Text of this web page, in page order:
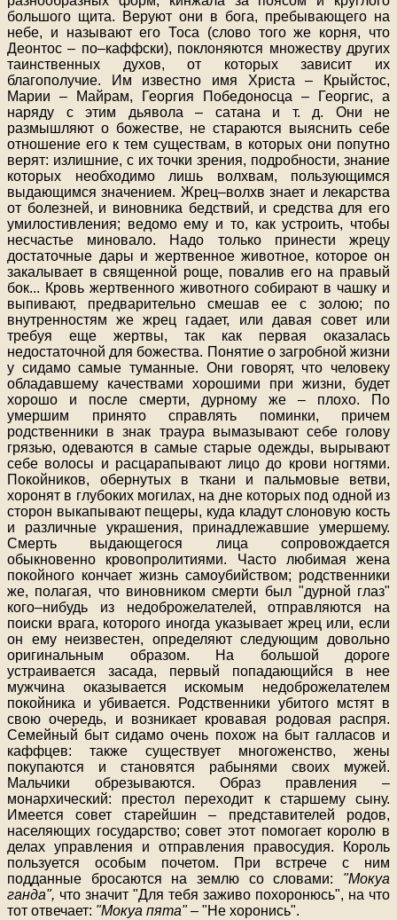
большого щита. Веруют они в бога, пребывающего на
небе, и называют его Тоса (слово того же корня, что
Деонтос – по–каффски), поклоняются множеству других
таинственных духов, от которых зависит их
благополучие. Им известно имя Христа – Крыйстос,
Марии – Майрам, Георгия Победоносца – Георгис, а
наряду с этим дьявола – сатана и т. д. Они не
размышляют о божестве, не стараются выяснить себе
отношение его к тем существам, в которых они попутно
верят: излишние, с их точки зрения, подробности, знание
которых необходимо лишь волхвам, пользующимся
выдающимся значением. Жрец–волхв знает и лекарства
от болезней, и виновника бедствий, и средства для его
умилостивления; ведомо ему и то, как устроить, чтобы
несчастье миновало. Надо только принести жрецу
достаточные дары и жертвенное животное, которое он
закалывает в священной роще, повалив его на правый
бок... Кровь жертвенного животного собирают в чашку и
выпивают, предварительно смешав ее с золою; по
внутренностям же жрец гадает, или давая совет или
требуя еще жертвы, так как первая оказалась
недостаточной для божества. Понятие о загробной жизни
у сидамо самые туманные. Они говорят, что человеку
обладавшему качествами хорошими при жизни, будет
хорошо и после смерти, дурному же – плохо. По
умершим принято справлять поминки, причем
родственники в знак траура вымазывают себе голову
грязью, одеваются в самые старые одежды, вырывают
себе волосы и расцарапывают лицо до крови ногтями.
Покойников, обернутых в ткани и пальмовые ветви,
хоронят в глубоких могилах, на дне которых под одной из
сторон выкапывают пещеры, куда кладут слоновую кость
и различные украшения, принадлежавшие умершему.
Смерть выдающегося лица сопровождается
обыкновенно кровопролитиями. Часто любимая жена
покойного кончает жизнь самоубийством; родственники
же, полагая, что виновником смерти был "дурной глаз"
кого–нибудь из недоброжелателей, отправляются на
поиски врага, которого иногда указывает жрец или, если
он ему неизвестен, определяют следующим довольно
оригинальным образом. На большой дороге
устраивается засада, первый попадающийся в нее
мужчина оказывается искомым недоброжелателем
покойника и убивается. Родственники убитого мстят в
свою очередь, и возникает кровавая родовая распря.
Семейный быт сидамо очень похож на быт галласов и
каффцев: также существует многоженство, жены
покупаются и становятся рабынями своих мужей.
Мальчики обрезываются. Образ правления –
монархический: престол переходит к старшему сыну.
Имеется совет старейшин – представителей родов,
населяющих государство; совет этот помогает королю в
делах управления и отправления правосудия. Король
пользуется особым почетом. При встрече с ним
подданные бросаются на землю со словами: "Мокуа
ганда", что значит "Для тебя заживо похоронюсь", на что
тот отвечает: "Мокуа пята"– "Не хоронись".